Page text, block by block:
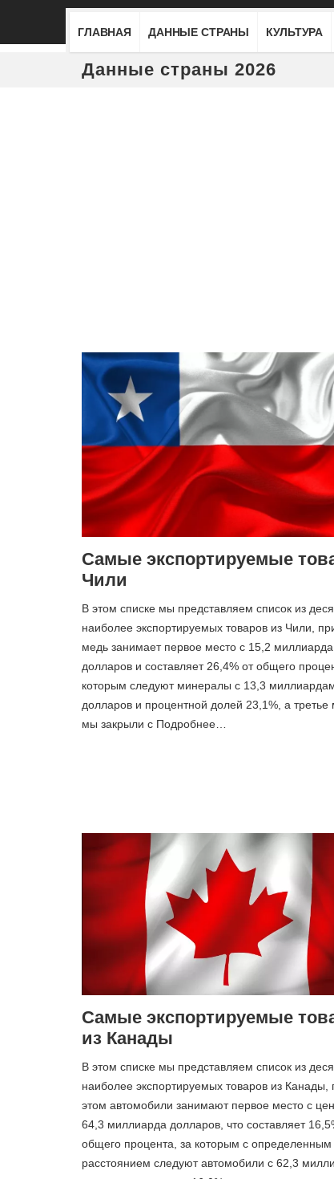
ГЛАВНАЯ ДАННЫЕ СТРАНЫ КУЛЬТУРА
Данные страны 2026
Самые экспортируемые
Чили
В этом списке мы представляем список из
наиболее экспортируемых товаров из Чили,
медь занимает первое место с 15,2
долларов и составляет 26,4% от общего
которым следуют минералы с 13,3
долларов и процентной долей 23,1%, а третье
мы закрыли с Подробнее…
Самые экспортируемые
из Канады
В этом списке мы представляем список из
наиболее экспортируемых товаров из Канады,
этом автомобили занимают первое место с
64,3 миллиарда долларов, что составляет
общего процента, за которым с определенным
расстоянием следуют автомобили с 62,3